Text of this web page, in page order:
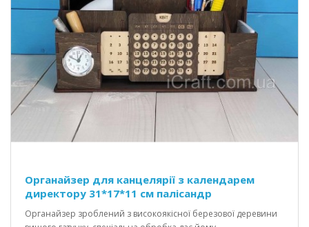
Органайзер для канцелярії з календарем
директору 31*17*11 см палісандр
Органайзер зроблений з високоякісної березової деревини